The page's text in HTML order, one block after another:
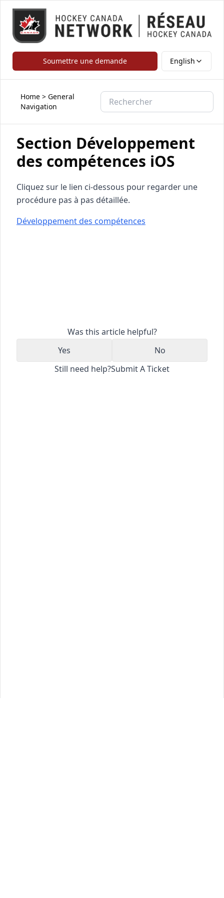
Soumettre une demande English
Home > General
Navigation
Section Développement
des compétences iOS
Cliquez sur le lien ci-dessous pour regarder une
procédure pas à pas détaillée.
Développement des compétences
Was this article helpful?
Yes
No
Still need help?Submit A Ticket